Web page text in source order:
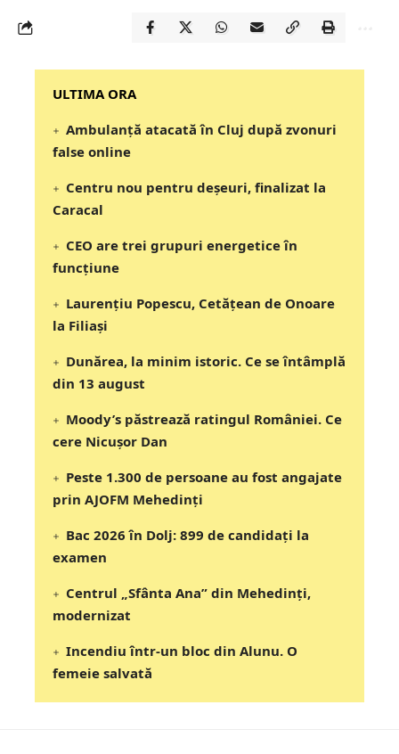
‎‎‎‎‎‎‎ULTIMA ORA
Ambulanță atacată în Cluj după zvonuri
false online
Centru nou pentru deșeuri, finalizat la
Caracal
CEO are trei grupuri energetice în
funcțiune
Laurențiu Popescu, Cetățean de Onoare
la Filiași
Dunărea, la minim istoric. Ce se întâmplă
din 13 august
Moody’s păstrează ratingul României. Ce
cere Nicușor Dan
Peste 1.300 de persoane au fost angajate
prin AJOFM Mehedinți
Bac 2026 în Dolj: 899 de candidați la
examen
Centrul „Sfânta Ana” din Mehedinți,
modernizat
Incendiu într-un bloc din Alunu. O
femeie salvată